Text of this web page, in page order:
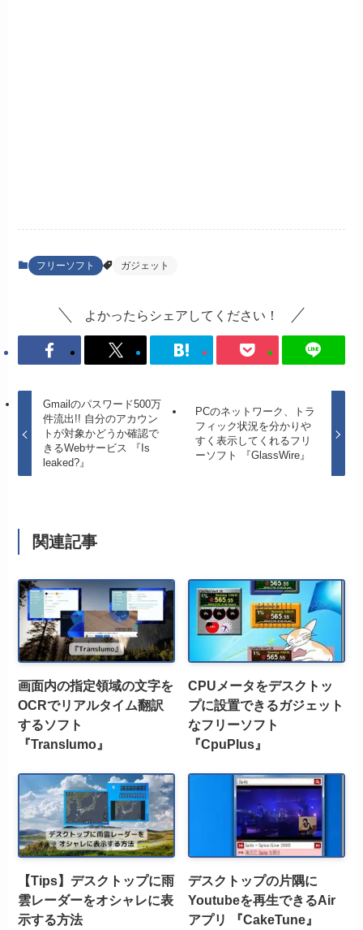
フリーソフト ガジェット
よかったらシェアしてください！
Gmailのパスワード500万
件流出!! 自分のアカウン
トが対象かどうか確認で
きるWebサービス 『Is
leaked?』
PCのネットワーク、トラ
フィック状況を分かりや
すく表示してくれるフリ
ーソフト 『GlassWire』
関連記事
画面内の指定領域の文字を
OCRでリアルタイム翻訳
するソフト
『Translumo』
CPUメータをデスクトッ
プに設置できるガジェット
なフリーソフト
『CpuPlus』
【Tips】デスクトップに雨
雲レーダーをオシャレに表
示する方法
デスクトップの片隅に
Youtubeを再生できるAir
アプリ 『CakeTune』